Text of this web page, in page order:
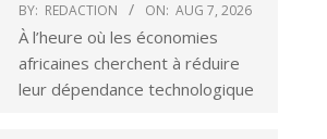
BY: REDACTION ON: AUG 7, 2026
À l’heure où les économies
africaines cherchent à réduire
leur dépendance technologique